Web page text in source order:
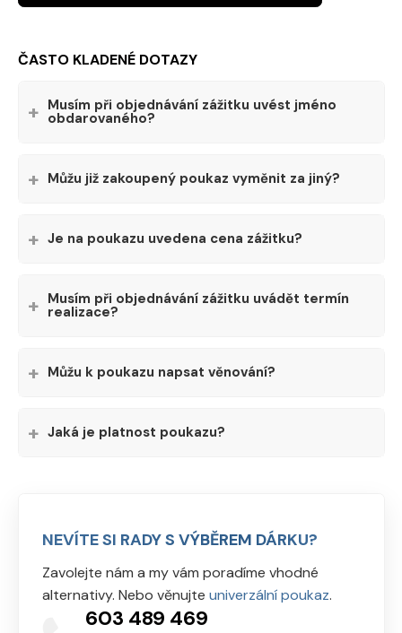
ČASTO KLADENÉ DOTAZY
Musím při objednávání zážitku uvést jméno
obdarovaného?
Můžu již zakoupený poukaz vyměnit za jiný?
Je na poukazu uvedena cena zážitku?
Musím při objednávání zážitku uvádět termín
realizace?
Můžu k poukazu napsat věnování?
Jaká je platnost poukazu?
NEVÍTE SI RADY S VÝBĚREM DÁRKU?
Zavolejte nám a my vám poradíme vhodné
alternativy. Nebo věnujte univerzální poukaz.
603 489 469